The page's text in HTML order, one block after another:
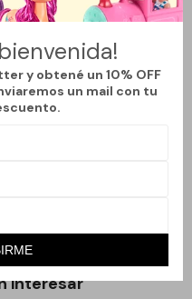
y obtené un 10% OFF
un mail con tu
o espacios de
y elegante.
la geografía del mundo
al ambiente.
un lugar visible con buena
mantener su brillo.
interesar